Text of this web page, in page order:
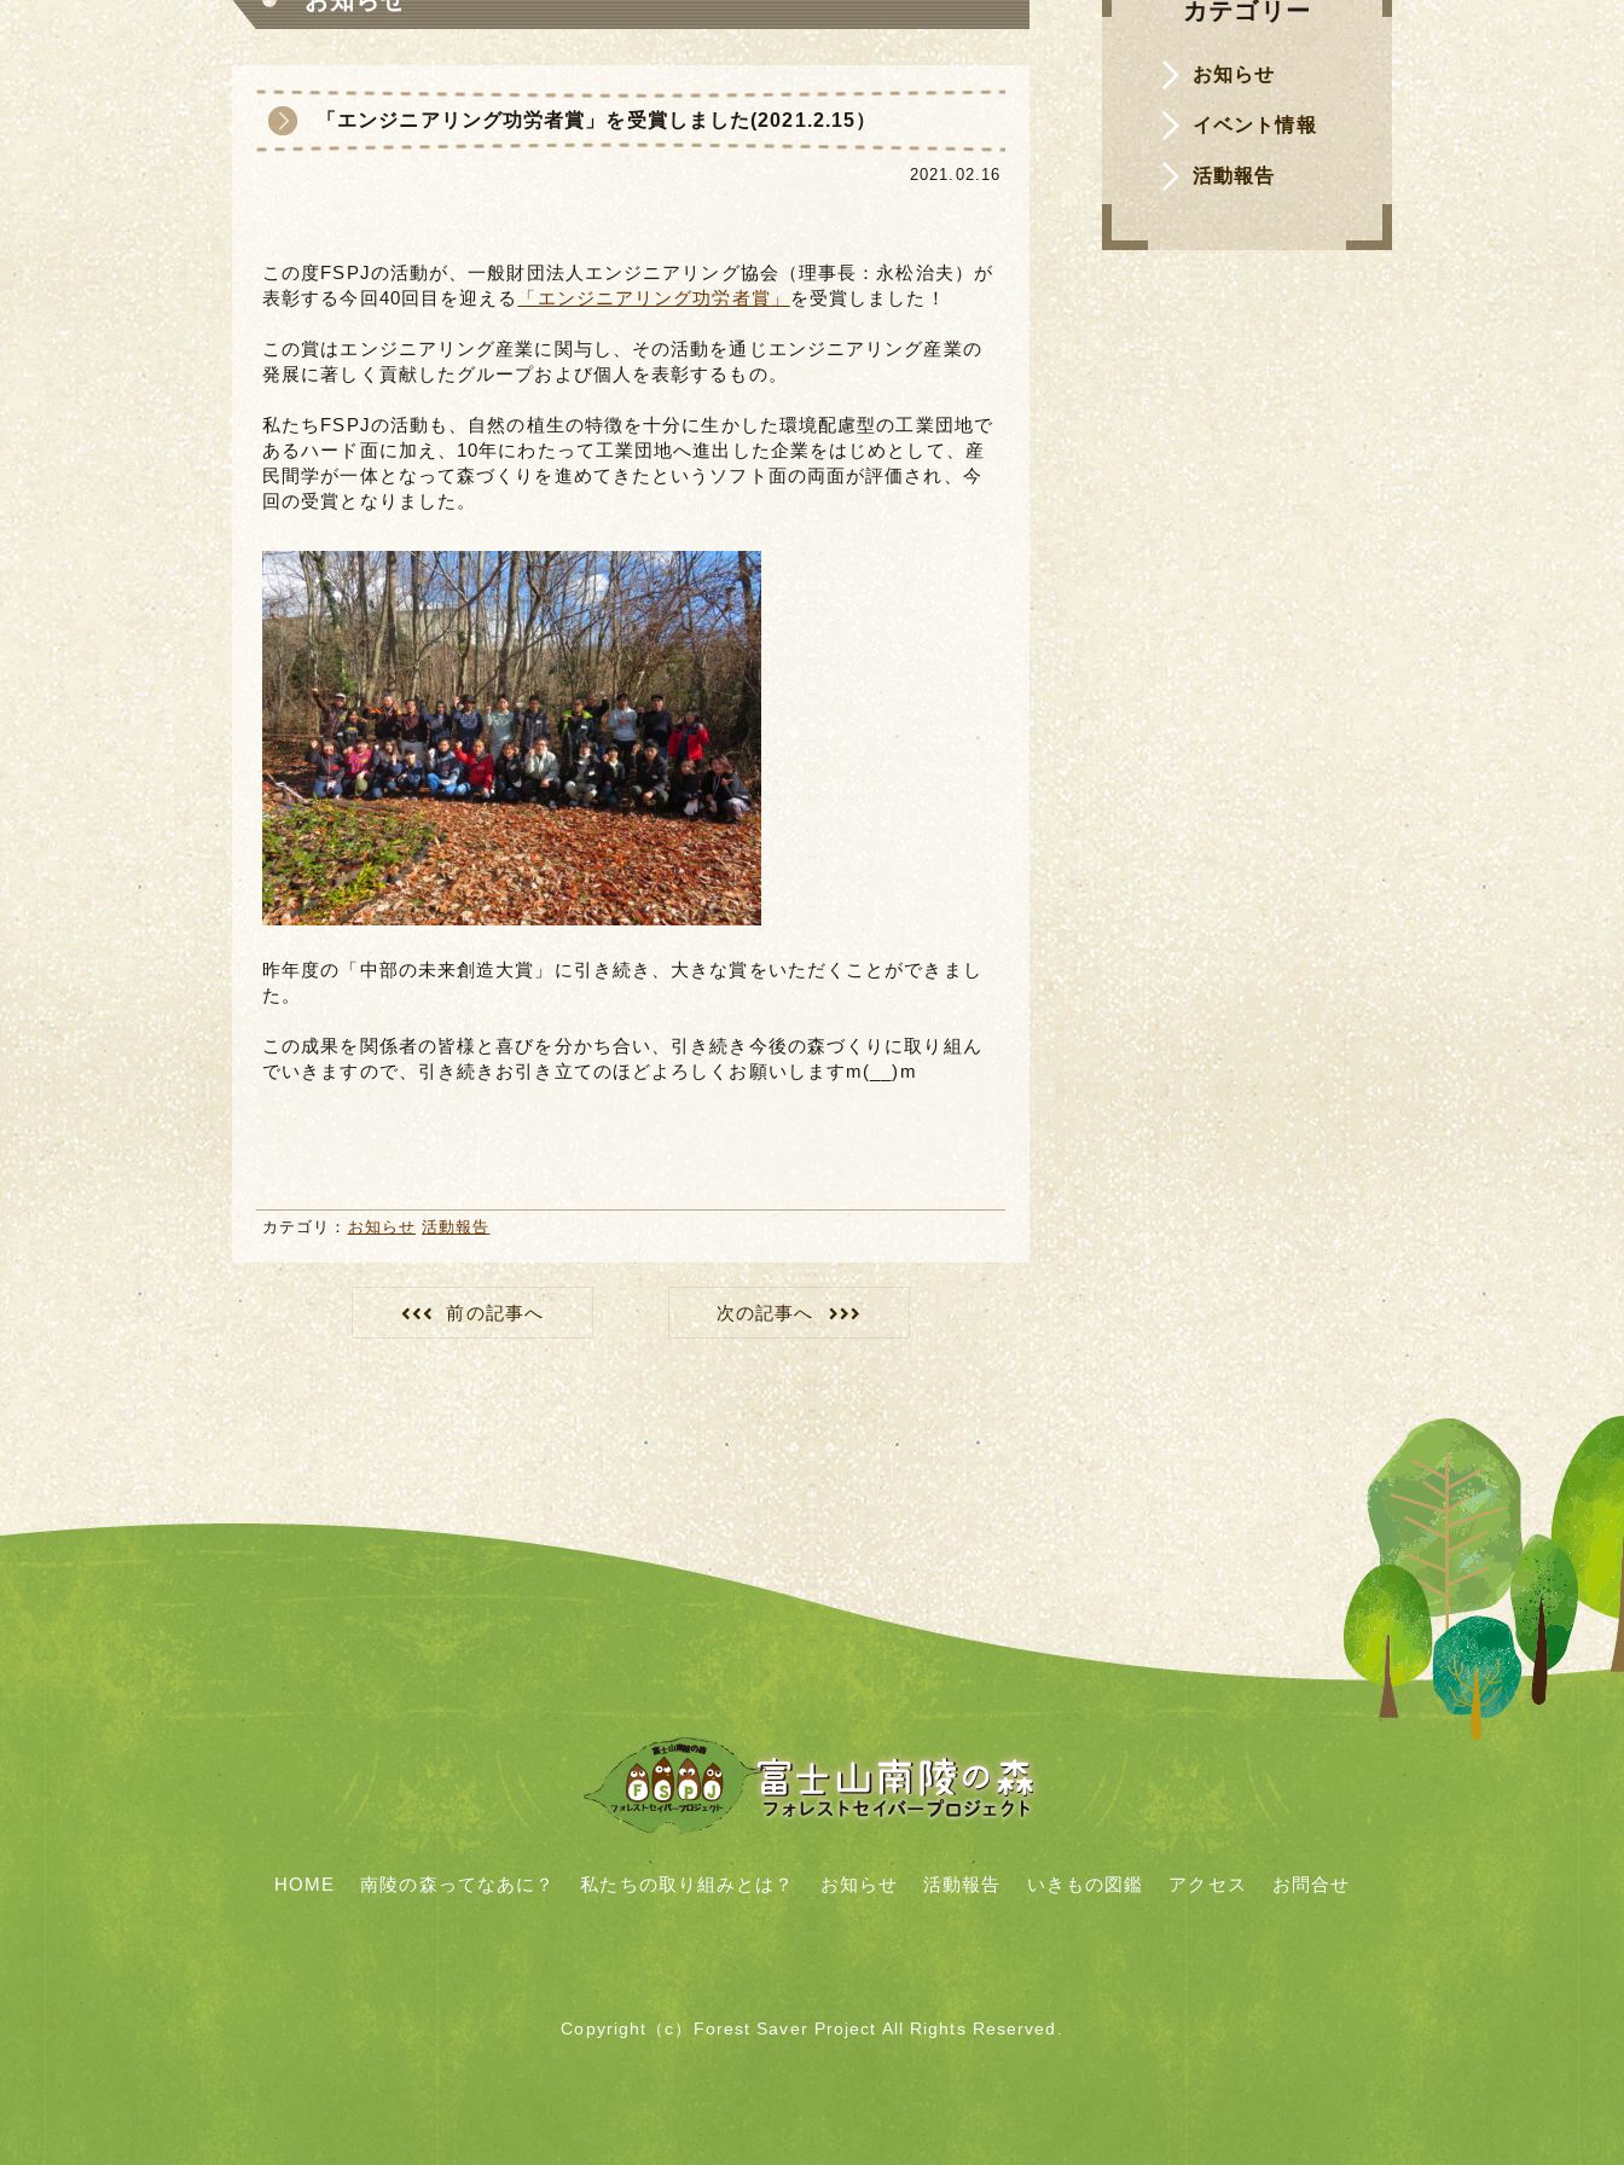
「エンジニアリング功労者賞」を受賞しました(2021.2.15）
2021.02.16
この度FSPJの活動が、一般財団法人エンジニアリング協会（理事長：永松治夫）が
表彰する今回40回目を迎える
「エンジニアリング功労者賞」 を受賞しました！
この賞はエンジニアリング産業に関与し、その活動を通じエンジニアリング産業の
発展に著しく貢献したグループおよび個人を表彰するもの。
私たちFSPJの活動も、自然の植生の特徴を十分に生かした環境配慮型の工業団地で
あるハード面に加え、10年にわたって工業団地へ進出した企業をはじめとして、産
民間学が一体となって森づくりを進めてきたというソフト面の両面が評価され、今
回の受賞となりました。
昨年度の「中部の未来創造大賞」に引き続き、大きな賞をいただくことができまし
た。
この成果を関係者の皆様と喜びを分かち合い、引き続き今後の森づくりに取り組ん
でいきますので、引き続きお引き立てのほどよろしくお願いしますm(__)m
カテゴリ： お知らせ 活動報告
前の記事へ 次の記事へ
カテゴリー
お知らせ
イベント情報
活動報告
HOME 南陵の森ってなあに？ 私たちの取り組みとは？ お知らせ 活動報告 いきもの図鑑 アクセス お問合せ
Copyright （c）Forest Saver Project All Rights Reserved.